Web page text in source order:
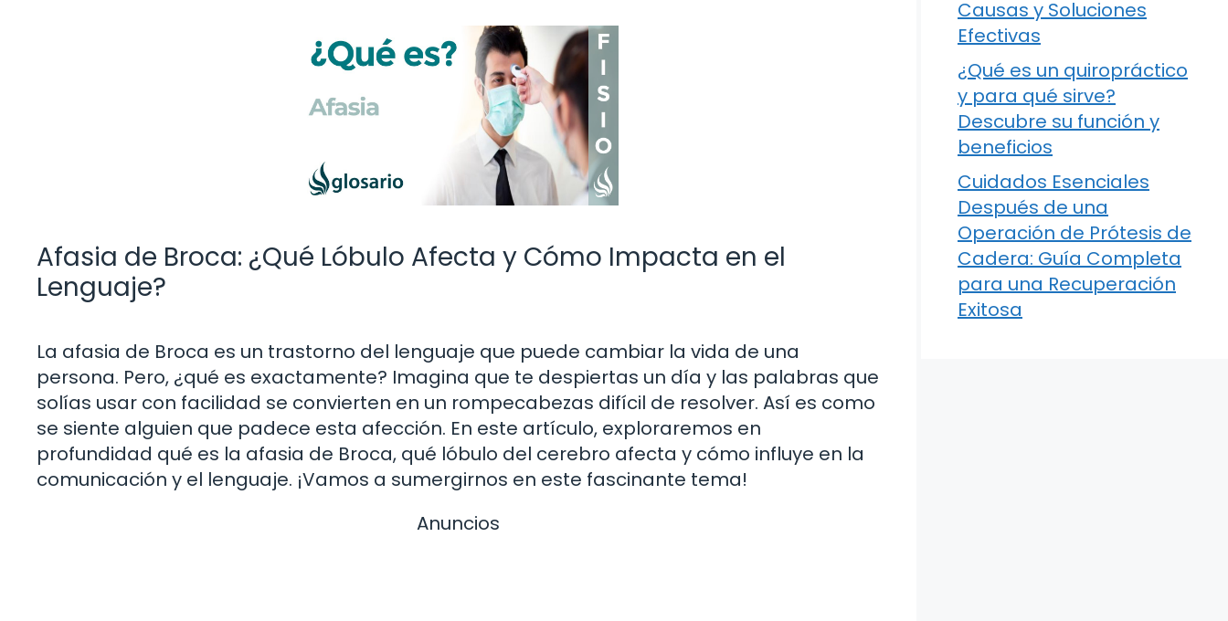
Afasia de Broca: ¿Qué Lóbulo Afecta y Cómo Impacta en el
Lenguaje?
La afasia de Broca es un trastorno del lenguaje que puede cambiar la vida de una
persona. Pero, ¿qué es exactamente? Imagina que te despiertas un día y las palabras que
solías usar con facilidad se convierten en un rompecabezas difícil de resolver. Así es como
se siente alguien que padece esta afección. En este artículo, exploraremos en
profundidad qué es la afasia de Broca, qué lóbulo del cerebro afecta y cómo influye en la
comunicación y el lenguaje. ¡Vamos a sumergirnos en este fascinante tema!
Anuncios
Causas y Soluciones
Efectivas
¿Qué es un quiropráctico
y para qué sirve?
Descubre su función y
beneficios
Cuidados Esenciales
Después de una
Operación de Prótesis de
Cadera: Guía Completa
para una Recuperación
Exitosa